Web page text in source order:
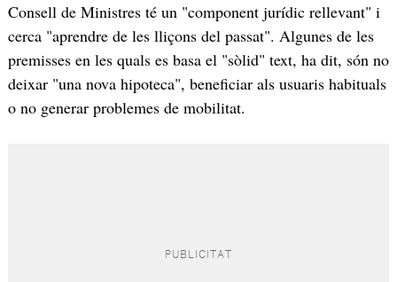
Consell de Ministres té un "component jurídic rellevant" i
cerca "aprendre de les lliçons del passat". Algunes de les
premisses en les quals es basa el "sòlid" text, ha dit, són no
deixar "una nova hipoteca", beneficiar als usuaris habituals
o no generar problemes de mobilitat.